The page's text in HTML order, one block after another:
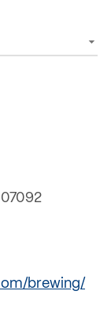
brewing/